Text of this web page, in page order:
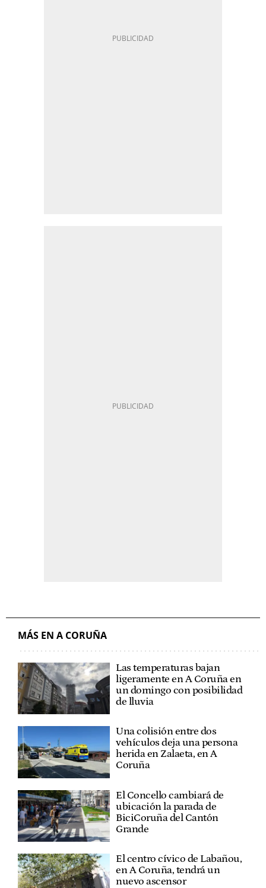
MÁS EN A CORUÑA
Las temperaturas bajan
ligeramente en A Coruña en
un domingo con posibilidad
de lluvia
Una colisión entre dos
vehículos deja una persona
herida en Zalaeta, en A
Coruña
El Concello cambiará de
ubicación la parada de
BiciCoruña del Cantón
Grande
El centro cívico de Labañou,
en A Coruña, tendrá un
nuevo ascensor